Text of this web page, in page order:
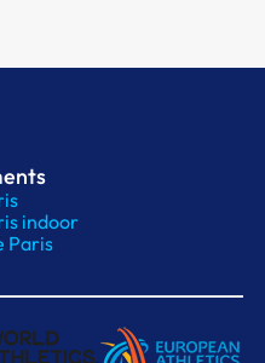
indoor
Paris